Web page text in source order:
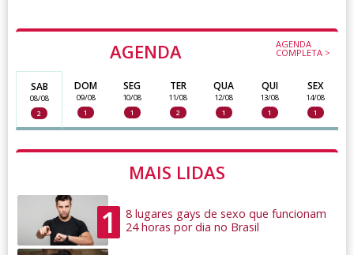
AGENDA AGENDA
COMPLETA >
SAB
08/08
2
DOM
09/08
1
SEG
10/08
1
TER
11/08
2
QUA
12/08
1
QUI
13/08
1
SEX
14/08
1
MAIS LIDAS
1
8 lugares gays de sexo que funcionam
24 horas por dia no Brasil